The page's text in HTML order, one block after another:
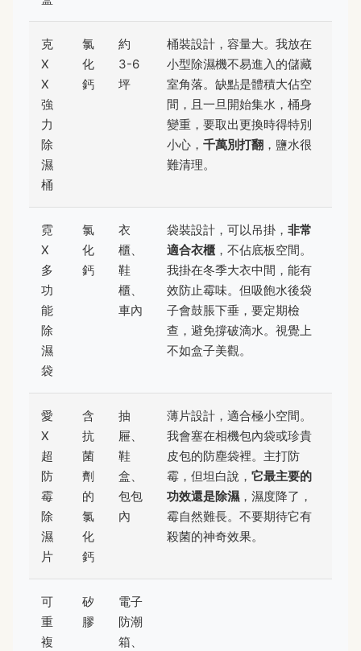
克
X
X
強
力
除
濕
桶
氯
化
鈣
約
3-6
坪
桶裝設計，容量大。我放在
小型除濕機不易進入的儲藏
室角落。缺點是體積大佔空
間，且一旦開始集水，桶身
變重，要取出更換時得特別
小心， 千萬別打翻 ，鹽水很
難清理。
霓
X
多
功
能
除
濕
袋
氯
化
鈣
衣
櫃、
鞋
櫃、
車內
袋裝設計，可以吊掛， 非常
適合衣櫃 ，不佔底板空間。
我掛在冬季大衣中間，能有
效防止霉味。但吸飽水後袋
子會鼓脹下垂，要定期檢
查，避免撐破滴水。視覺上
不如盒子美觀。
愛
X
超
防
霉
除
濕
片
含
抗
菌
劑
的
氯
化
鈣
抽
屜、
鞋
盒、
包包
內
薄片設計，適合極小空間。
我會塞在相機包內袋或珍貴
皮包的防塵袋裡。主打防
霉，但坦白說， 它最主要的
功效還是除濕，濕度降了，
霉自然難長。不要期待它有
殺菌的神奇效果。
可
重
複
矽
膠
電子
防潮
箱、